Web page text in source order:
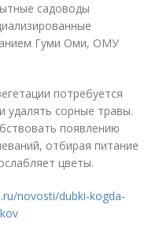
садоводы
Гуми Оми, ОМУ
потребуется
удалять сорные травы.
появлению
отбирая питание
цветы.
novosti/dubki-kogda-